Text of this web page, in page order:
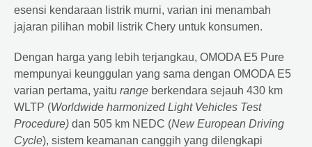
esensi kendaraan listrik murni, varian ini menambah
jajaran pilihan mobil listrik Chery untuk konsumen.
Dengan harga yang lebih terjangkau, OMODA E5 Pure
mempunyai keunggulan yang sama dengan OMODA E5
varian pertama, yaitu range berkendara sejauh 430 km
WLTP (Worldwide harmonized Light Vehicles Test
Procedure) dan 505 km NEDC (New European Driving
Cycle), sistem keamanan canggih yang dilengkapi